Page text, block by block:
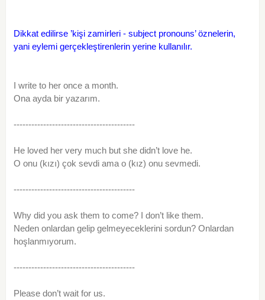
Dikkat edilirse ’kişi zamirleri - subject pronouns’ öznelerin,
yani eylemi gerçekleştirenlerin yerine kullanılır.
I write to her once a month.
Ona ayda bir yazarım.
-----------------------------------------
He loved her very much but she didn’t love he.
O onu (kızı) çok sevdi ama o (kız) onu sevmedi.
-----------------------------------------
Why did you ask them to come? I don’t like them.
Neden onlardan gelip gelmeyeceklerini sordun? Onlardan
hoşlanmıyorum.
-----------------------------------------
Please don’t wait for us.